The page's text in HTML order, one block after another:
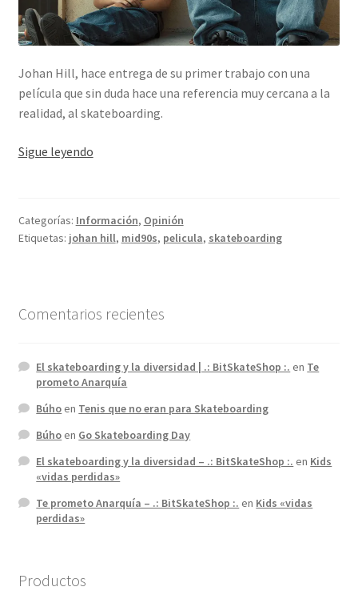
Johan Hill, hace entrega de su primer trabajo con una
película que sin duda hace una referencia muy cercana a la
realidad, al skateboarding.
Sigue leyendoMid90s
Categorías: Información, Opinión
Etiquetas: johan hill, mid90s, pelicula, skateboarding
Comentarios recientes
El skateboarding y la diversidad | .: BitSkateShop :. en Te
prometo Anarquía
Búhoen Tenis que no eran para Skateboarding
Búhoen Go Skateboarding Day
El skateboarding y la diversidad – .: BitSkateShop :. en Kids
«vidas perdidas»
Te prometo Anarquía – .: BitSkateShop :. en Kids «vidas
perdidas»
Productos